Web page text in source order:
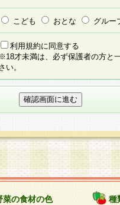
頼を行うこともあり、
ービスの依頼をすると
諾を得ることなく、当
を任意に制定、変更ま
の本規約等は、本規約
他の諸規定については
とします。
者による会員登録手続
承認が完了した時点で会
対して適用されるもの
こども おとな グルー
利用規約に同意する
※18才未満は、必ず保護者の方と
い。
菜の食材の色 種